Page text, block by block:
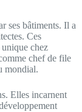
ses bâtiments. Il a
Ces
chez
chef de file
mondial.
Elles incarnent